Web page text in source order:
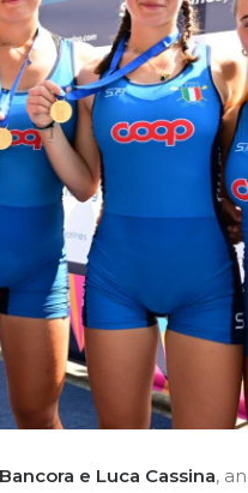
e Luca Cassina,